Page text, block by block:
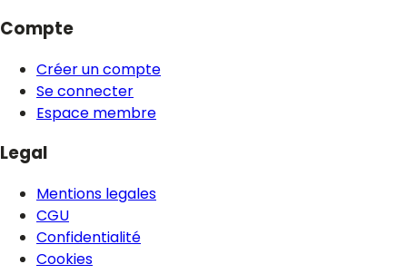
Compte
Créer un compte
Se connecter
Espace membre
Legal
Mentions legales
CGU
Confidentialité
Cookies